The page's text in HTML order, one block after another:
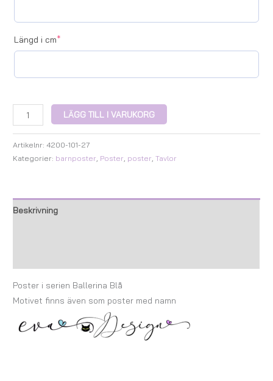
Längd i cm*
LÄGG TILL I VARUKORG
Artikelnr:4200-101-27
Kategorier: barnposter Poster poster ,Tavlor
Beskrivning
Poster i serien Ballerina Blå
Motivet finns även som poster med namn